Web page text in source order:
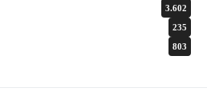
3.602
235
803